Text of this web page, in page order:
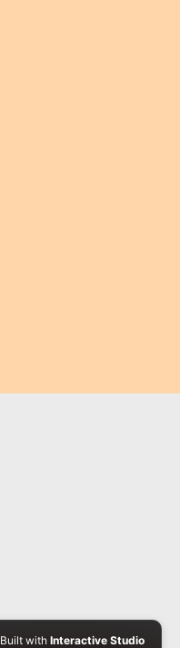
Built with Interactive Studio